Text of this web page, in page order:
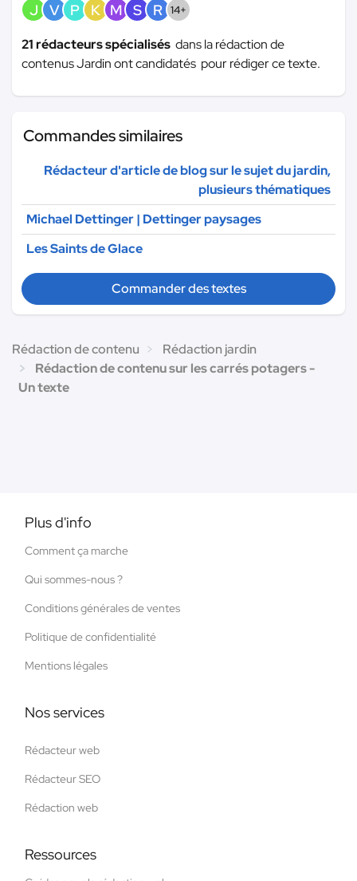
J V P K M S R 14+
21 rédacteurs spécialisés dans la rédaction de
contenus Jardin ont candidatés pour rédiger ce texte.
Commandes similaires
Rédacteur d'article de blog sur le sujet du jardin,
plusieurs thématiques
Michael Dettinger | Dettinger paysages
Les Saints de Glace
Commander des textes
Rédaction de contenu
Rédaction jardin
Rédaction de contenu sur les carrés potagers -
Un texte
Plus d'info
Comment ça marche
Qui sommes-nous ?
Conditions générales de ventes
Politique de confidentialité
Mentions légales
Nos services
Rédacteur web
Rédacteur SEO
Rédaction web
Ressources